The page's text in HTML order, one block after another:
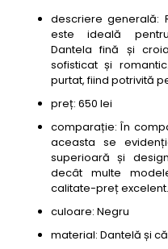
descriere generală:
este ideală
Dantela fină și
sofisticat și
purtat, fiind potrivită
preț: 650 lei
comparație: În
aceasta se
superioară și
decât multe
calitate-preț excelent.
culoare: Negru
material: Dantelă și